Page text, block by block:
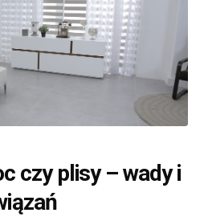
czy plisy – wady i